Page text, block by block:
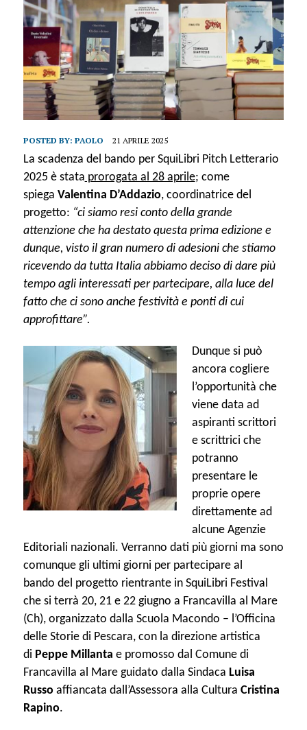
POSTED BY: PAOLO 21 APRILE 2025
La scadenza del bando per SquiLibri Pitch Letterario
2025 è stata prorogata al 28 aprile; come
spiega Valentina D’Addazio, coordinatrice del
progetto: “ci siamo resi conto della grande
attenzione che ha destato questa prima edizione e
dunque, visto il gran numero di adesioni che stiamo
ricevendo da tutta Italia abbiamo deciso di dare più
tempo agli interessati per partecipare, alla luce del
fatto che ci sono anche festività e ponti di cui
approfittare”.
Dunque si può
ancora cogliere
l’opportunità che
viene data ad
aspiranti scrittori
e scrittrici che
potranno
presentare le
proprie opere
direttamente ad
alcune Agenzie
Editoriali nazionali. Verranno dati più giorni ma sono
comunque gli ultimi giorni per partecipare al
bando del progetto rientrante in SquiLibri Festival
che si terrà 20, 21 e 22 giugno a Francavilla al Mare
(Ch), organizzato dalla Scuola Macondo – l’Officina
delle Storie di Pescara, con la direzione artistica
di Peppe Millanta e promosso dal Comune di
Francavilla al Mare guidato dalla Sindaca Luisa
Russoaffiancata dall’Assessora alla Cultura Cristina
Rapino.